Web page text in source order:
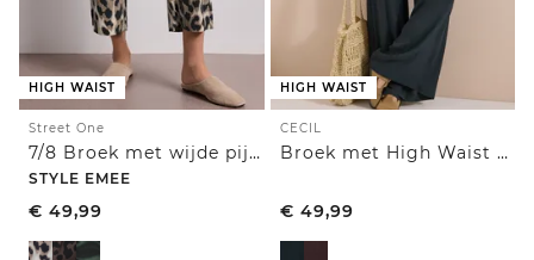
HIGH WAIST
Street One
7/8 Broek met wijde pijpen in Loose Fit met print
STYLE EMEE
€ 49,99
HIGH WAIST
CECIL
Broek met High Waist en Wide Leg pijpen in een Loose Fit pasvorm
€ 49,99